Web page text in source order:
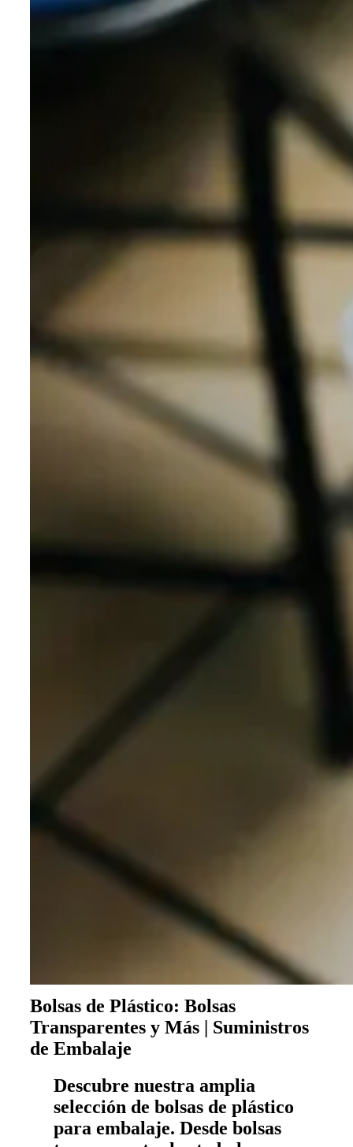
Bolsas de Plástico: Bolsas
Transparentes y Más | Suministros
de Embalaje
Descubre nuestra amplia
selección de bolsas de plástico
para embalaje. Desde bolsas